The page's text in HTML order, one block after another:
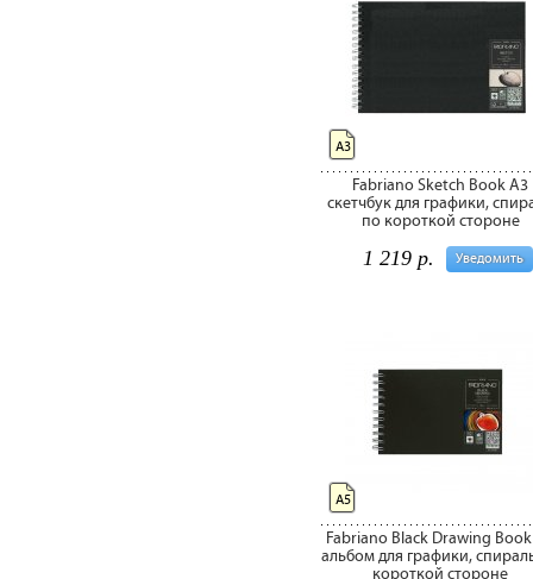
Fabriano Sketch Book A3
скетчбук для графики,
по короткой стороне
Уведомить
1 219 р.
А3
Fabriano Black Drawing
альбом для графики,
короткой стороне
А5